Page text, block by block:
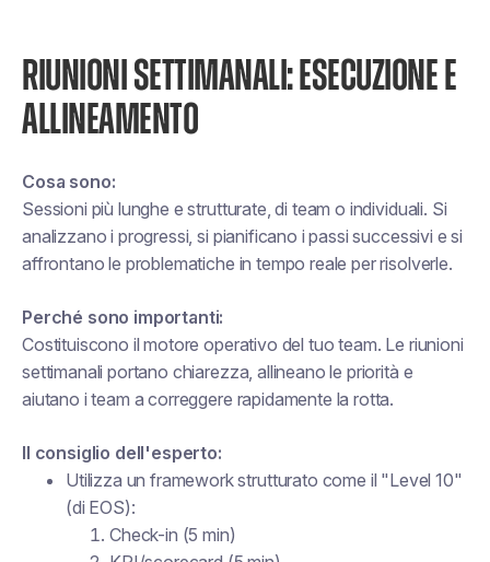
RIUNIONI SETTIMANALI: ESECUZIONE E
ALLINEAMENTO
Cosa sono:
Sessioni più lunghe e strutturate, di team o individuali. Si
analizzano i progressi, si pianificano i passi successivi e si
affrontano le problematiche in tempo reale per risolverle.
Perché sono importanti:
Costituiscono il motore operativo del tuo team. Le riunioni
settimanali portano chiarezza, allineano le priorità e
aiutano i team a correggere rapidamente la rotta.
Il consiglio dell'esperto:
Utilizza un framework strutturato come il "Level 10"
(di EOS):
Check-in (5 min)